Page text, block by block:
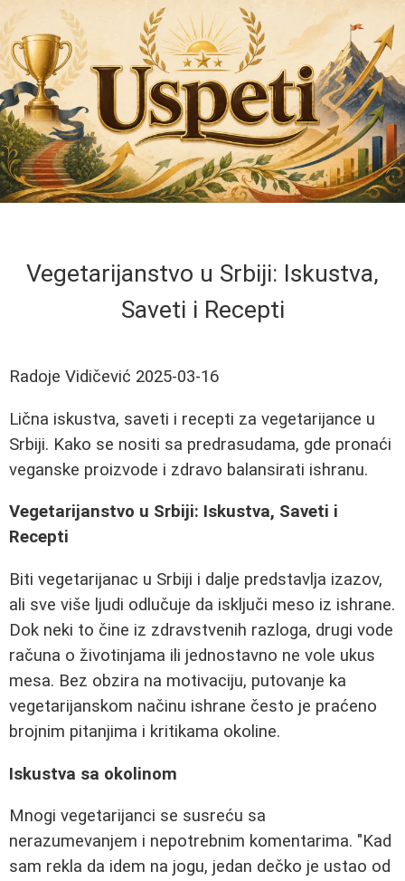
Vegetarijanstvo u Srbiji: Iskustva,
Saveti i Recepti
Radoje Vidičević 2025-03-16
Lična iskustva, saveti i recepti za vegetarijance u
Srbiji. Kako se nositi sa predrasudama, gde pronaći
veganske proizvode i zdravo balansirati ishranu.
Vegetarijanstvo u Srbiji: Iskustva, Saveti i
Recepti
Biti vegetarijanac u Srbiji i dalje predstavlja izazov,
ali sve više ljudi odlučuje da isključi meso iz ishrane.
Dok neki to čine iz zdravstvenih razloga, drugi vode
računa o životinjama ili jednostavno ne vole ukus
mesa. Bez obzira na motivaciju, putovanje ka
vegetarijanskom načinu ishrane često je praćeno
brojnim pitanjima i kritikama okoline.
Iskustva sa okolinom
Mnogi vegetarijanci se susreću sa
nerazumevanjem i nepotrebnim komentarima. "Kad
sam rekla da idem na jogu, jedan dečko je ustao od